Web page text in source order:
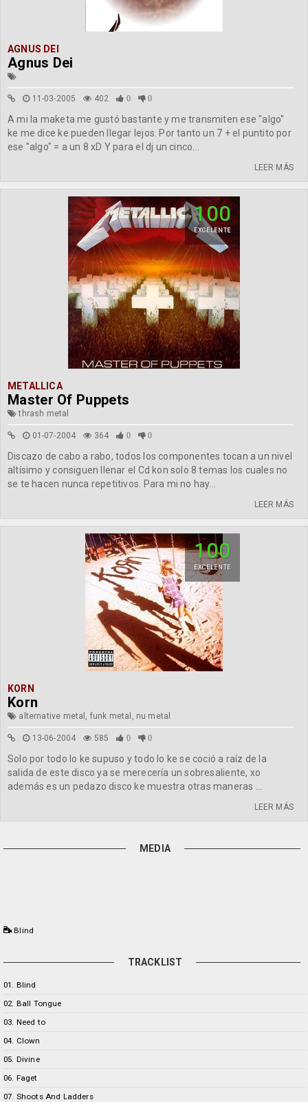
AGNUS DEI
Agnus Dei
11-03-2005 402 0 0
A mi la maketa me gustó bastante y me transmiten ese "algo"
ke me dice ke pueden llegar lejos. Por tanto un 7 + el puntito por
ese "algo" = a un 8 xD Y para el dj un cinco...
LEER MÁS
100
EXCELENTE
METALLICA
Master Of Puppets
thrash metal
01-07-2004 364 0 0
Discazo de cabo a rabo, todos los componentes tocan a un nivel
altísimo y consiguen llenar el Cd kon solo 8 temas los cuales no
se te hacen nunca repetitivos. Para mi no hay...
LEER MÁS
100
EXCELENTE
KORN
Korn
alternative metal, funk metal, nu metal
13-06-2004 585 0 0
Solo por todo lo ke supuso y todo lo ke se coció a raíz de la
salida de este disco ya se merecería un sobresaliente, xo
además es un pedazo disco ke muestra otras maneras ...
LEER MÁS
MEDIA
Blind
TRACKLIST
01. Blind
02. Ball Tongue
03. Need to
04. Clown
05. Divine
06. Faget
07. Shoots And Ladders